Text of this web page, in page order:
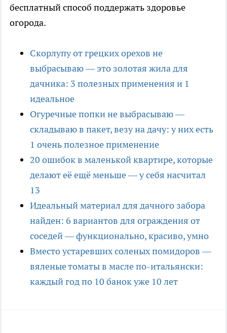
бесплатный способ поддержать здоровье
огорода.
Скорлупу от грецких орехов не
выбрасываю — это золотая жила для
дачника: 3 полезных применения и 1
идеальное
Огуречные попки не выбрасываю —
складываю в пакет, везу на дачу: у них есть
1 очень полезное применение
20 ошибок в маленькой квартире, которые
делают её ещё меньше — у себя насчитал
13
Идеальный материал для дачного забора
найден: 6 вариантов для ограждения от
соседей — функционально, красиво, умно
Вместо устаревших соленых помидоров —
вяленые томаты в масле по-итальянски:
каждый год по 10 банок уже 10 лет